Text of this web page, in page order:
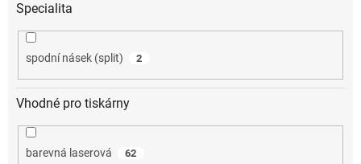
Specialita
spodní násek (split) 2
Vhodné pro tiskárny
barevná laserová 62